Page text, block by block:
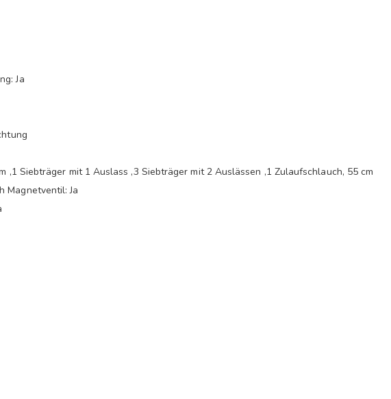
Ja
,1 Siebträger mit 1 Auslass ,3 Siebträger mit 2 Auslässen ,1 Zulaufschlauch, 55 cm
Magnetventil: Ja